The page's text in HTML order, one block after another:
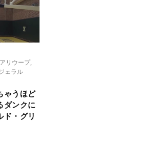
アリウープ,
ェラル
ゃうほど
ダンクに
ド・グリ